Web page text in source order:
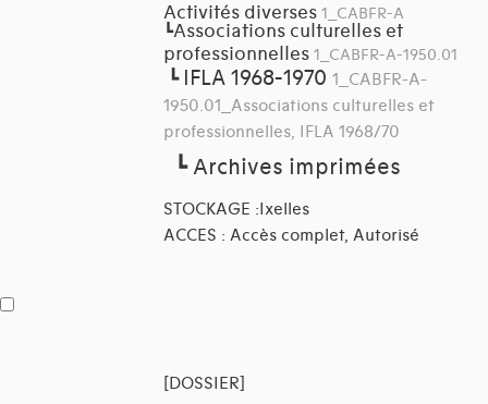
Activités diverses 1_CABFR-A
┗Associations culturelles et
professionnelles 1_CABFR-A-1950.01
┗ IFLA 1968-1970 1_CABFR-A-
1950.01_Associations culturelles et
professionnelles, IFLA 1968/70
┗Archives imprimées
STOCKAGE :Ixelles
ACCES : Accès complet, Autorisé
[DOSSIER]